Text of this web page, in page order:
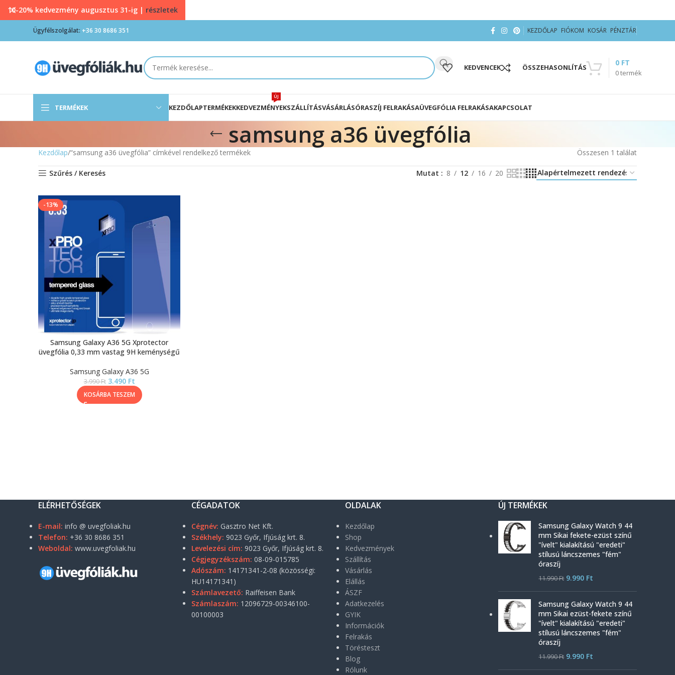
Ügyfélszolgálat: +36 30 8686 351 KEZDŐLAP FIÓKOM KOSÁR PÉNZTÁR
KEDVENCEK ÖSSZEHASONLÍTÁS
0termék
0 FT
TERMÉKEK KEZDŐLAPTERMÉKEKKEDVEZMÉNYEK
ÚJ
SZÁLLÍTÁSVÁSÁRLÁSÓRASZÍJ FELRAKÁSAÜVEGFÓLIA FELRAKÁSAKAPCSOLAT
samsung a36 üvegfólia
Kezdőlap “samsung a36 üvegfólia” címkével rendelkező termékek Összesen 1 találat
Szűrés / Keresés Mutat 8 12 16 20
-13%
Samsung Galaxy A36 5G Xprotector
üvegfólia 0,33 mm vastag 9H keménységű
Samsung Galaxy A36 5G
3.990Ft 3.490 Ft
KOSÁRBA TESZEM
ELÉRHETŐSÉGEK
E-mail: info @ uvegfoliak.hu
Telefon: +36 30 8686 351
Weboldal: www.uvegfoliak.hu
CÉGADATOK
Cégnév: Gasztro Net Kft.
Székhely: 9023 Győr, Ifjúság krt. 8.
Levelezési cím: 9023 Győr, Ifjúság krt. 8.
Cégjegyzékszám: 08-09-015785
Adószám: 14171341-2-08 (közösségi:
HU14171341)
Számlavezető: Raiffeisen Bank
Számlaszám: 12096729-00346100-
00100003
OLDALAK
Kezdőlap
Shop
Kedvezmények
Szállítás
Vásárlás
Elállás
ÁSZF
Adatkezelés
GYIK
Információk
Felrakás
Törésteszt
Blog
Rólunk
ÚJ TERMÉKEK
Samsung Galaxy Watch 9 44
mm Sikai fekete-ezüst színű
"ívelt" kialakítású "eredeti"
stílusú láncszemes "fém"
óraszíj
11.990Ft 9.990 Ft
Samsung Galaxy Watch 9 44
mm Sikai ezüst-fekete színű
"ívelt" kialakítású "eredeti"
stílusú láncszemes "fém"
óraszíj
11.990Ft 9.990 Ft
10-20% kedvezmény augusztus 31-ig | részletek